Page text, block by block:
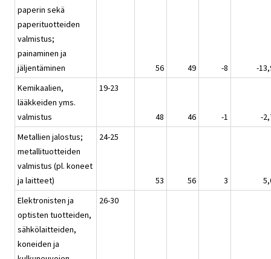
paperin sekä
paperituotteiden
valmistus;
painaminen ja
jäljentäminen
56 49 -8
-
Kemikaalien,
lääkkeiden yms.
valmistus
19-23
48 46 -1
-
Metallien jalostus;
metallituotteiden
valmistus (pl. koneet
ja laitteet)
24-25
53 56 3
Elektronisten ja
optisten tuotteiden,
sähkölaitteiden,
koneiden ja
26-30